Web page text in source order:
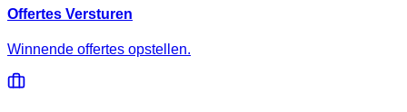
Offertes Versturen
Winnende offertes opstellen.